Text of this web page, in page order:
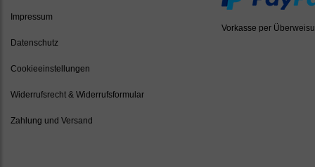
Impressum
Datenschutz
Cookieeinstellungen
Widerrufsrecht & Widerrufsformular
Zahlung und Versand
Vorkasse per